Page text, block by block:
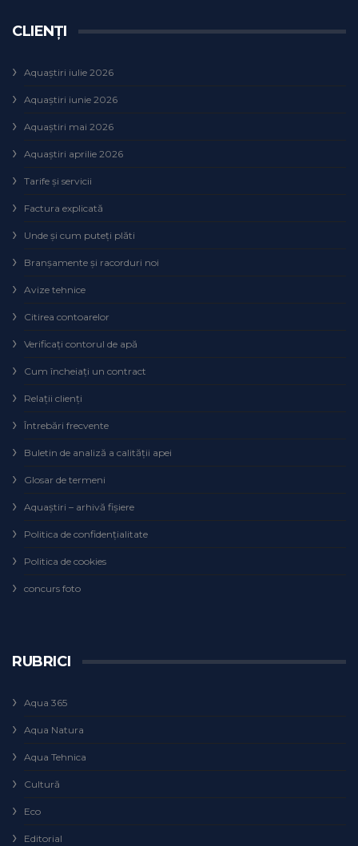
CLIENȚI
Aquaștiri iulie 2026
Aquaștiri iunie 2026
Aquaștiri mai 2026
Aquaștiri aprilie 2026
Tarife și servicii
Factura explicată
Unde și cum puteţi plăti
Branșamente și racorduri noi
Avize tehnice
Citirea contoarelor
Verificaţi contorul de apă
Cum încheiaţi un contract
Relaţii clienţi
Întrebări frecvente
Buletin de analiză a calităţii apei
Glosar de termeni
Aquaștiri – arhivă fișiere
Politica de confidențialitate
Politica de cookies
concurs foto
RUBRICI
Aqua 365
Aqua Natura
Aqua Tehnica
Cultură
Eco
Editorial